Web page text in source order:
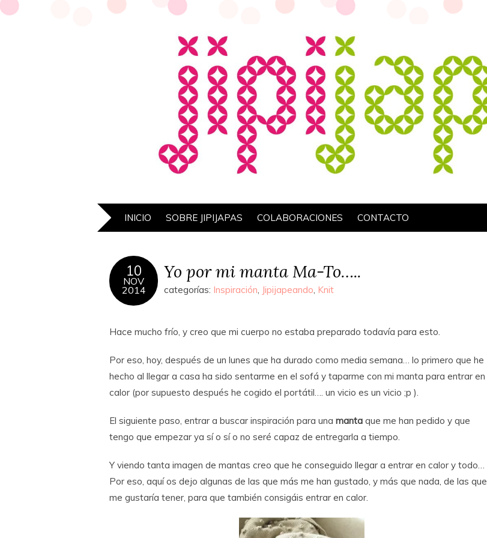
INICIO SOBRE JIPIJAPAS COLABORACIONES CONTACTO
10
NOV
2014
Yo por mi manta Ma-To…..
categorías: Inspiración, Jipijapeando, Knit
Hace mucho frío, y creo que mi cuerpo no estaba preparado todavía para esto.
Por eso, hoy, después de un lunes que ha durado como media semana… lo primero que he
hecho al llegar a casa ha sido sentarme en el sofá y taparme con mi manta para entrar en
calor (por supuesto después he cogido el portátil…. un vicio es un vicio ;p ).
El siguiente paso, entrar a buscar inspiración para una manta que me han pedido y que
tengo que empezar ya sí o sí o no seré capaz de entregarla a tiempo.
Y viendo tanta imagen de mantas creo que he conseguido llegar a entrar en calor y todo…
Por eso, aquí os dejo algunas de las que más me han gustado, y más que nada, de las que
me gustaría tener, para que también consigáis entrar en calor.